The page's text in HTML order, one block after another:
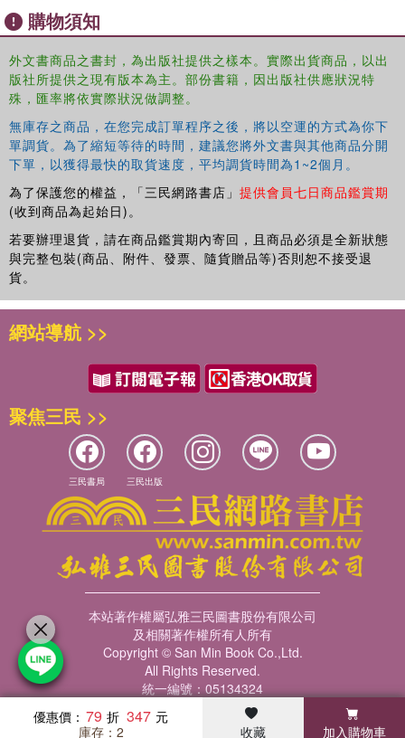
購物須知
外文書商品之書封，為出版社提供之樣本。實際出貨商品，以出
版社所提供之現有版本為主。部份書籍，因出版社供應狀況特
殊，匯率將依實際狀況做調整。
無庫存之商品，在您完成訂單程序之後，將以空運的方式為你下
單調貨。為了縮短等待的時間，建議您將外文書與其他商品分開
下單，以獲得最快的取貨速度，平均調貨時間為1~2個月。
為了保護您的權益，「三民網路書店」 提供會員七日商品鑑賞期
(收到商品為起始日)。
若要辦理退貨，請在商品鑑賞期內寄回，且商品必須是全新狀態
與完整包裝(商品、附件、發票、隨貨贈品等)否則恕不接受退
貨。
優惠價： 79 347
庫存：2 收藏 加入購物車
客服中心 瀏覽紀錄 會員專區
網站導航 >>
聚焦三民 >>
三民書局 三民出版
本站著作權屬弘雅三民圖書股份有限公司
及相關著作權所有人所有
Copyright © San Min Book Co.,Ltd.
All Rights Reserved.
統一編號：05134324